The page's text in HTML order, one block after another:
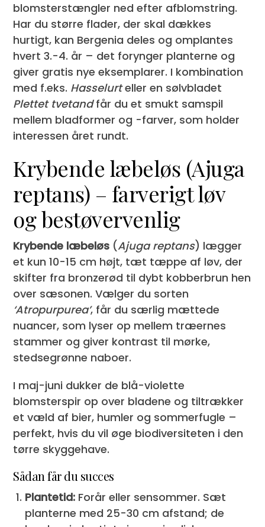
blomsterstængler ned efter afblomstring.
Har du større flader, der skal dækkes
hurtigt, kan Bergenia deles og omplantes
hvert 3.-4. år – det forynger planterne og
giver gratis nye eksemplarer. I kombination
med f.eks. Hasselurteller en sølvbladet
Plettet tvetandfår du et smukt samspil
mellem bladformer og -farver, som holder
interessen året rundt.
Krybende læbeløs (Ajuga
reptans) – farverigt løv
og bestøvervenlig
Krybende læbeløs (Ajuga reptans) lægger
et kun 10-15 cm højt, tæt tæppe af løv, der
skifter fra bronzerød til dybt kobberbrun hen
over sæsonen. Vælger du sorten
‘Atropurpurea’, får du særlig mættede
nuancer, som lyser op mellem træernes
stammer og giver kontrast til mørke,
stedsegrønne naboer.
I maj-juni dukker de blå-violette
blomsterspir op over bladene og tiltrækker
et væld af bier, humler og sommerfugle –
perfekt, hvis du vil øge biodiversiteten i den
tørre skyggehave.
Sådan får du succes
Plantetid: Forår eller sensommer. Sæt
planterne med 25-30 cm afstand; de